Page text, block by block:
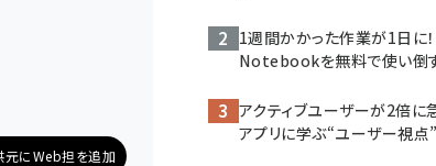
元にWeb担を追加
1週間かかった作業が1日に
Notebookを無料で使い倒
アクティブユーザーが2倍に
アプリに学ぶ“ユーザー視